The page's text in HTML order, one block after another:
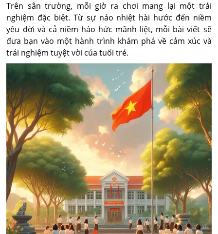
Trên sân trường, mỗi giờ ra chơi mang lại một trải
nghiệm đặc biệt. Từ sự náo nhiệt hài hước đến niềm
yêu đời và cả niềm háo hức mãnh liệt, mỗi bài viết sẽ
đưa bạn vào một hành trình khám phá về cảm xúc và
trải nghiệm tuyệt vời của tuổi trẻ.